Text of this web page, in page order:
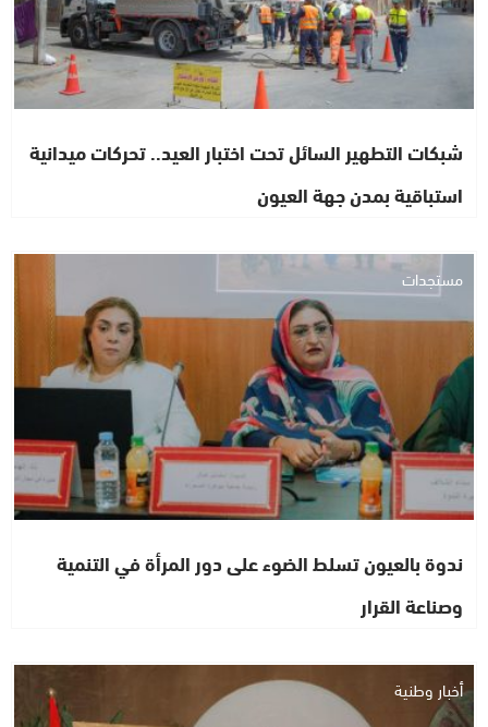
شبكات التطهير السائل تحت اختبار العيد.. تحركات ميدانية
استباقية بمدن جهة العيون
مستجدات
ندوة بالعيون تسلط الضوء على دور المرأة في التنمية
وصناعة القرار
أخبار وطنية